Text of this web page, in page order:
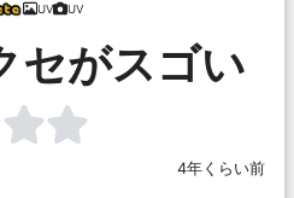
UV UV
セがスゴい
4年くらい前